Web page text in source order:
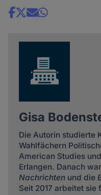
Share
Gisa
Die Autorin studierte
Wahlfächern
American Studies
Erlangen. Danach
Nachrichtenund die
Seit 2017 arbeitet sie